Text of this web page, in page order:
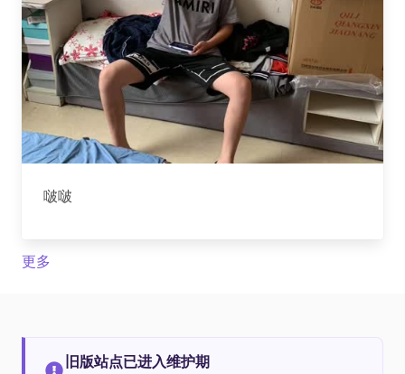
啵啵
更多
旧版站点已进入维护期